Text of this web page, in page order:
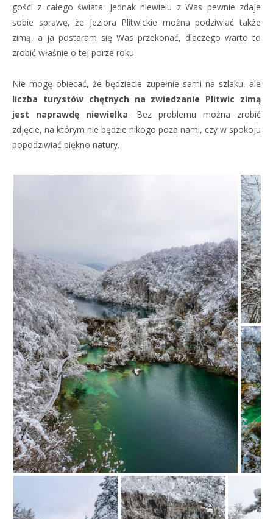
gości z całego świata. Jednak niewielu z Was pewnie zdaje
sobie sprawę, że Jeziora Plitwickie można podziwiać także
zimą, a ja postaram się Was przekonać, dlaczego warto to
zrobić właśnie o tej porze roku.
Nie mogę obiecać, że będziecie zupełnie sami na szlaku, ale
liczba turystów chętnych na zwiedzanie Plitwic zimą
jest naprawdę niewielka. Bez problemu można zrobić
zdjęcie, na którym nie będzie nikogo poza nami, czy w spokoju
popodziwiać piękno natury.